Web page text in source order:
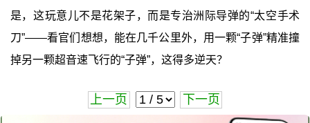
是，这玩意儿不是花架子，而是专治洲际导弹的“太空手术
刀”——看官们想想，能在几千公里外，用一颗“子弹”精准撞
掉另一颗超音速飞行的“子弹”，这得多逆天？
上一页 下一页